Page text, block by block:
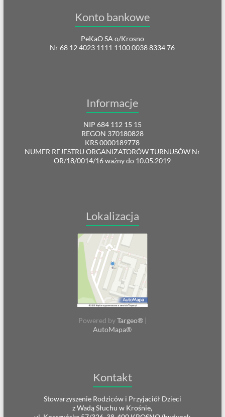
Konto bankowe
PeKaO SA o/Krosno
Nr 68 12 4023 1111 1100 0038 8334 76
Informacje
NIP 684 112 15 15
REGON 370180828
KRS 0000189778
NUMER REJESTRU ORGANIZATORÓW TURNUSÓW Nr
OR/18/0014/16 ważny do 10.05.2019
Lokalizacja
Powered byTargeo®|
AutoMapa®
Kontakt
Stowarzyszenie Rodziców i Przyjaciół Dzieci
z Wadą Słuchu w Krośnie,